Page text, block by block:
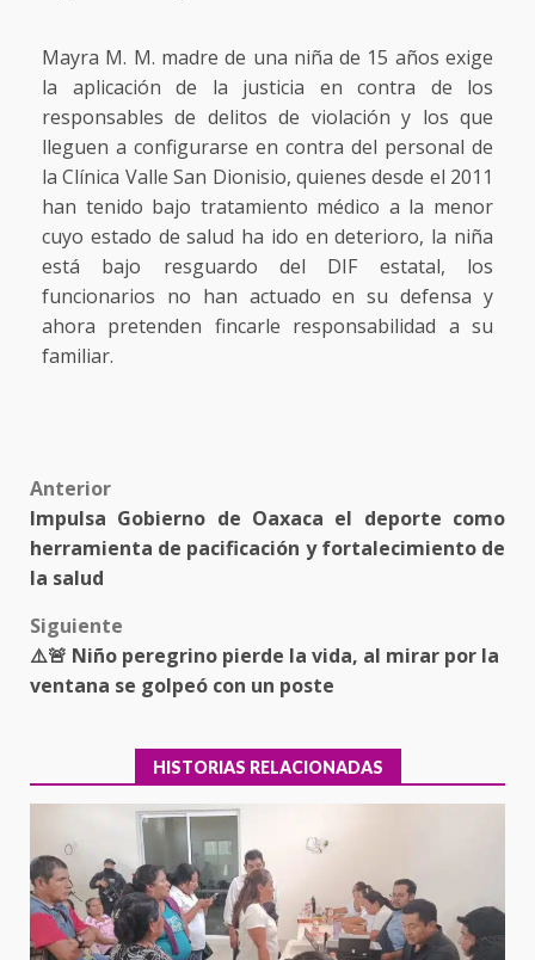
Mayra M. M. madre de una niña de 15 años exige
la aplicación de la justicia en contra de los
responsables de delitos de violación y los que
lleguen a configurarse en contra del personal de
la Clínica Valle San Dionisio, quienes desde el 2011
han tenido bajo tratamiento médico a la menor
cuyo estado de salud ha ido en deterioro, la niña
está bajo resguardo del DIF estatal, los
funcionarios no han actuado en su defensa y
ahora pretenden fincarle responsabilidad a su
familiar.
Post
navigation
Anterior
Impulsa Gobierno de Oaxaca el deporte como
herramienta de pacificación y fortalecimiento de
la salud
Siguiente
⚠️🚨 Niño peregrino pierde la vida, al mirar por la
ventana se golpeó con un poste
HISTORIAS RELACIONADAS